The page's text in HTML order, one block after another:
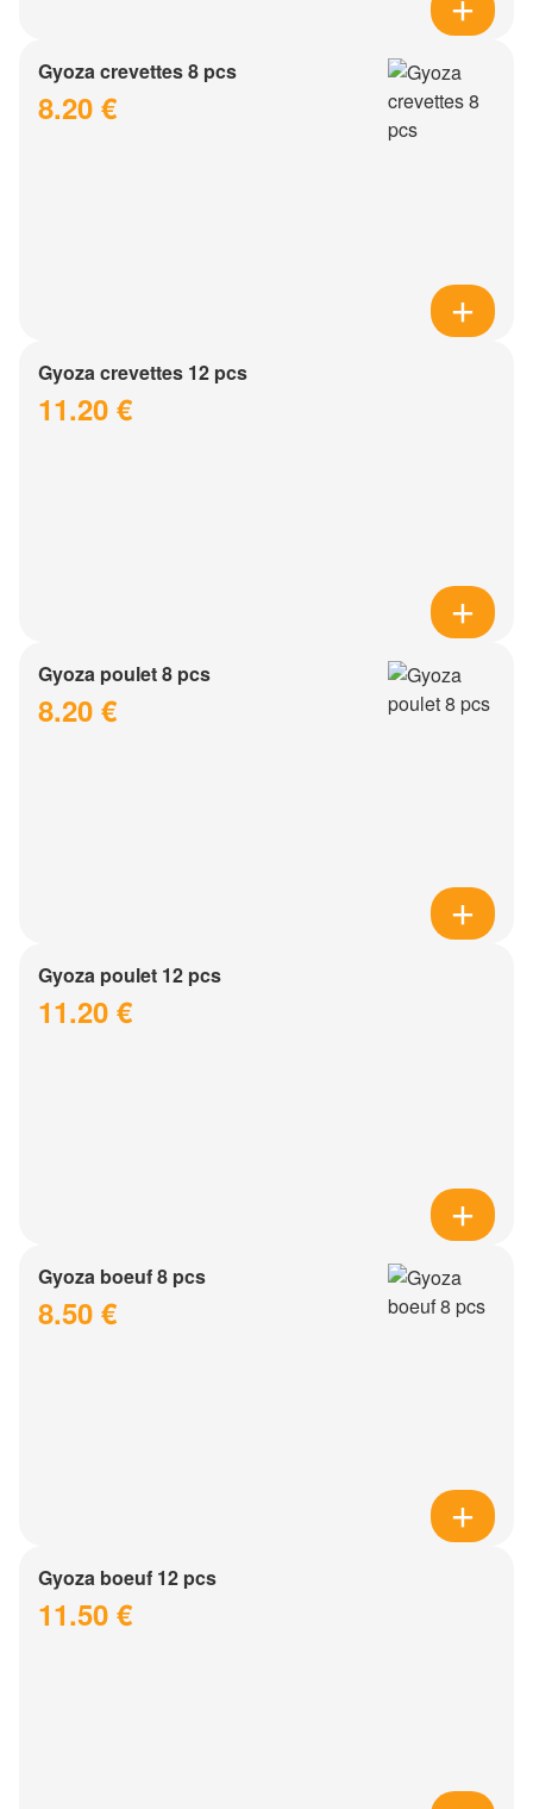
Gyoza crevettes 8 pcs
8.20 €
Gyoza crevettes 12 pcs
11.20 €
Gyoza poulet 8 pcs
8.20 €
Gyoza poulet 12 pcs
11.20 €
Gyoza boeuf 8 pcs
8.50 €
Gyoza boeuf 12 pcs
11.50 €